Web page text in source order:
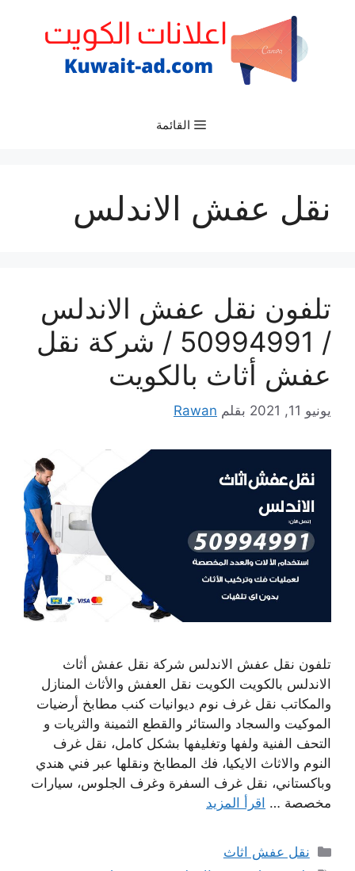
القائمة
نقل عفش الاندلس
تلفون نقل عفش الاندلس
/ 50994991 / شركة نقل
عفش أثاث بالكويت
يونيو 11, 2021 بقلم Rawan
تلفون نقل عفش الاندلس شركة نقل عفش أثاث
الاندلس بالكويت الكويت نقل العفش والأثاث المنازل
والمكاتب نقل غرف نوم ديوانيات كنب مطابخ أرضيات
الموكيت والسجاد والستائر والقطع الثمينة والثريات و
التحف الفنية ولفها وتغليفها بشكل كامل، نقل غرف
النوم والاثاث الايكيا، فك المطابخ ونقلها عبر فني هندي
وباكستاني، نقل غرف السفرة وغرف الجلوس، سيارات
مخصصة … اقرأ المزيد
التصنيفات
نقل عفش اثاث